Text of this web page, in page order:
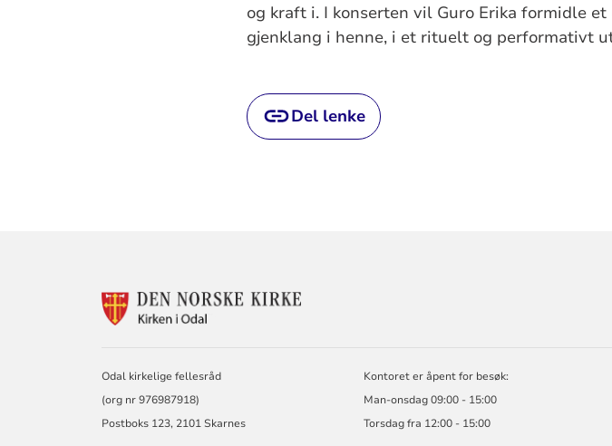
og kraft i. I konserten vil Guro Erika formidle
gjenklang i henne, i et rituelt og performativt
Del lenke
KONTAKTINFORMASJON
FELLESRÅD
Odal kirkelige fellesråd
(org nr 976987918)
Postboks 123, 2101 Skarnes
Kontoret er åpent for besøk:
Man-onsdag 09:00 - 15:00
Torsdag fra 12:00 - 15:00